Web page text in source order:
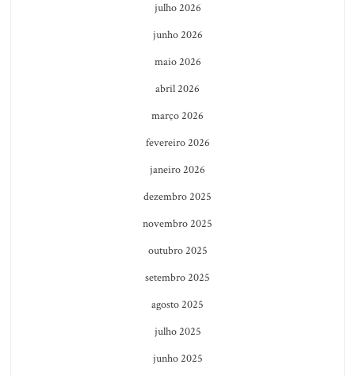
julho 2026
junho 2026
maio 2026
abril 2026
março 2026
fevereiro 2026
janeiro 2026
dezembro 2025
novembro 2025
outubro 2025
setembro 2025
agosto 2025
julho 2025
junho 2025